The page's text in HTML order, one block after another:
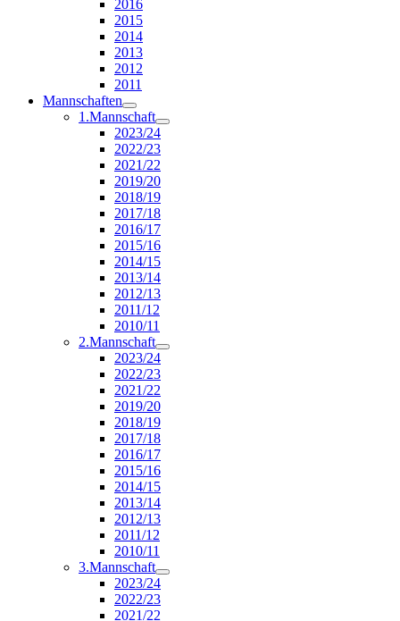
2016
2015
2014
2013
2012
2011
Mannschaften
1.Mannschaft
2023/24
2022/23
2021/22
2019/20
2018/19
2017/18
2016/17
2015/16
2014/15
2013/14
2012/13
2011/12
2010/11
2.Mannschaft
2023/24
2022/23
2021/22
2019/20
2018/19
2017/18
2016/17
2015/16
2014/15
2013/14
2012/13
2011/12
2010/11
3.Mannschaft
2023/24
2022/23
2021/22